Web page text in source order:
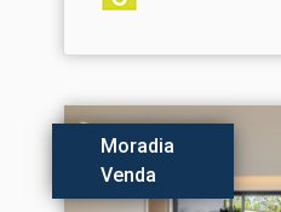
Moradia
Venda